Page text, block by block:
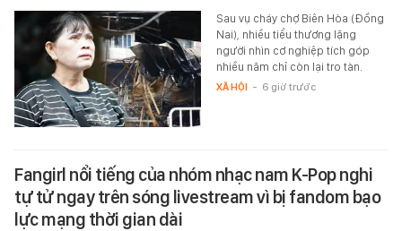
Sau vụ cháy chợ Biên Hòa (Đồng
Nai), nhiều tiểu thương lặng
người nhìn cơ nghiệp tích góp
nhiều năm chỉ còn lại tro tàn.
XÃ HỘI - 6 giờ trước
Fangirl nổi tiếng của nhóm nhạc nam K-Pop nghi
tự tử ngay trên sóng livestream vì bị fandom bạo
lực mạng thời gian dài